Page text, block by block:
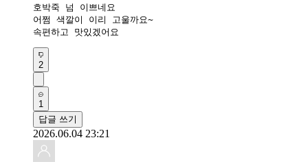
호박죽 넘 이쁘네요
어쩜 색깔이 이리 고울까요~
속편하고 맛있겠어요
2
1
답글 쓰기
2026.06.04 23:21